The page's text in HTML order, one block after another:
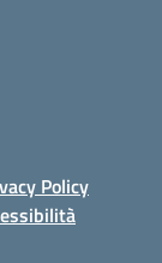
Policy